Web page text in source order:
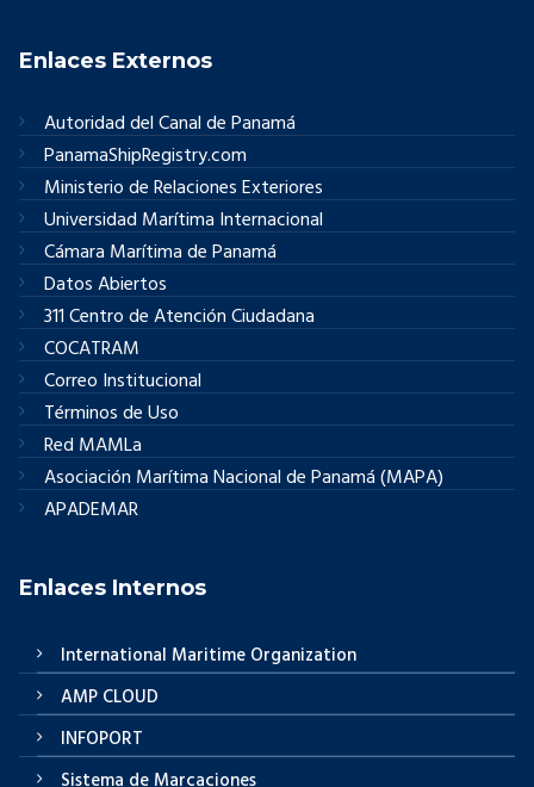
Enlaces Externos
Autoridad del Canal de Panamá
PanamaShipRegistry.com
Ministerio de Relaciones Exteriores
Universidad Marítima Internacional
Cámara Marítima de Panamá
Datos Abiertos
311 Centro de Atención Ciudadana
COCATRAM
Correo Institucional
Términos de Uso
Red MAMLa
Asociación Marítima Nacional de Panamá (MAPA)
APADEMAR
Enlaces Internos
International Maritime Organization
AMP CLOUD
INFOPORT
Sistema de Marcaciones